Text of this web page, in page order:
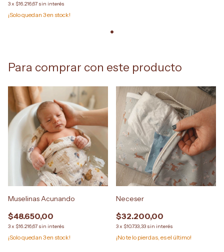
3x $16.216,67 sin interés
¡Solo quedan 3en stock!
Para comprar con este producto
Muselinas Acunando
$48.650,00
3x $16.216,67 sin interés
¡Solo quedan 3en stock!
Neceser
$32.200,00
3x $10.733,33 sin interés
¡No te lo pierdas, es el último!